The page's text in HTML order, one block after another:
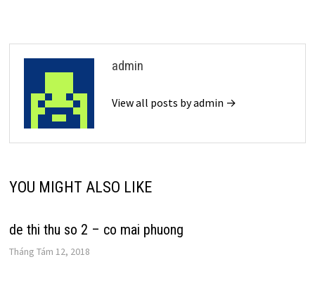
admin
View all posts by admin →
YOU MIGHT ALSO LIKE
de thi thu so 2 – co mai phuong
Tháng Tám 12, 2018